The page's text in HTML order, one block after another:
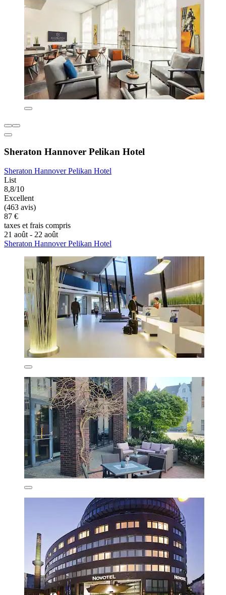
Sheraton Hannover Pelikan Hotel
Sheraton Hannover Pelikan Hotel
List
8,8/10
Excellent
(463 avis)
87 €
taxes et frais compris
21 août - 22 août
Sheraton Hannover Pelikan Hotel